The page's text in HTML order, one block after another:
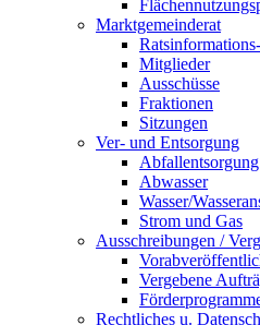
Marktgemeinderat
Mitglieder
Ausschüsse
Fraktionen
Sitzungen
Ver- und Entsorgung
Abfallentsorgung
Abwasser
Wasser/
Strom und Gas
Ausschreibungen /
Vergebene
Rechtliches u.